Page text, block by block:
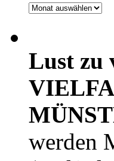
Archiv
Lust zu
werden